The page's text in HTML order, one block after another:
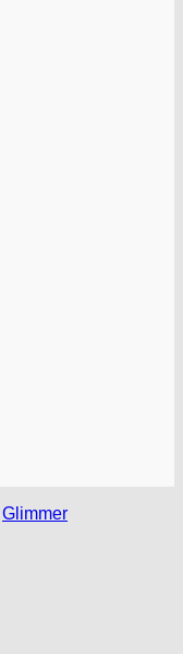
Glimmer